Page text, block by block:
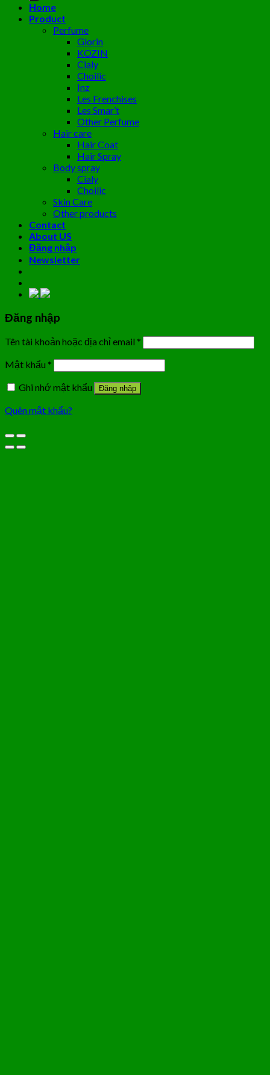
Home
Product
Perfume
Glorin
KOZIN
Cialy
Choilic
Inz
Les Frenchises
Les Smar’t
Other Perfume
Hair care
Hair Coat
Hair Spray
Body spray
Cialy
Choilic
Skin Care
Other products
Contact
About US
Đăng nhập
Newsletter
Đăng nhập
Tên tài khoản hoặc địa chỉ email *
Mật khẩu *
Ghi nhớ mật khẩu
Đăng nhập
Quên mật khẩu?